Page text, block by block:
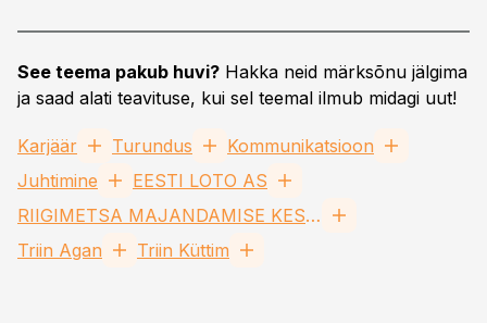
See teema pakub huvi? Hakka neid märksõnu jälgima
ja saad alati teavituse, kui sel teemal ilmub midagi uut!
Karjäär Turundus
Kommunikatsioon
Juhtimine
EESTI LOTO AS
RIIGIMETSA MAJANDAMISE KESKUS TRAS
Triin Agan
Triin Küttim